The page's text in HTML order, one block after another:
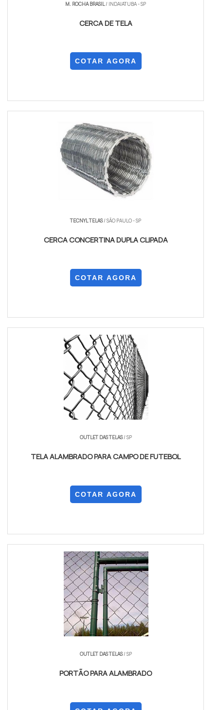
M. ROCHA BRASIL/ INDAIATUBA - SP
CERCA DE TELA
COTAR AGORA
TECNYL TELAS/ SÃO PAULO - SP
CERCA CONCERTINA DUPLA CLIPADA
COTAR AGORA
OUTLET DAS TELAS/ SP
TELA ALAMBRADO PARA CAMPO DE FUTEBOL
COTAR AGORA
OUTLET DAS TELAS/ SP
PORTÃO PARA ALAMBRADO